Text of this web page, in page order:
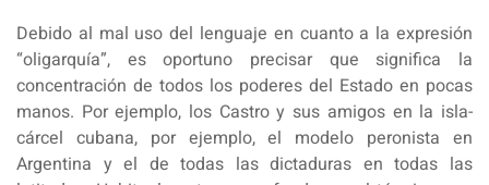
Debido al mal uso del lenguaje en cuanto a la expresión
“oligarquía”, es oportuno precisar que significa la
concentración de todos los poderes del Estado en pocas
manos. Por ejemplo, los Castro y sus amigos en la isla-
cárcel cubana, por ejemplo, el modelo peronista en
Argentina y el de todas las dictaduras en todas las